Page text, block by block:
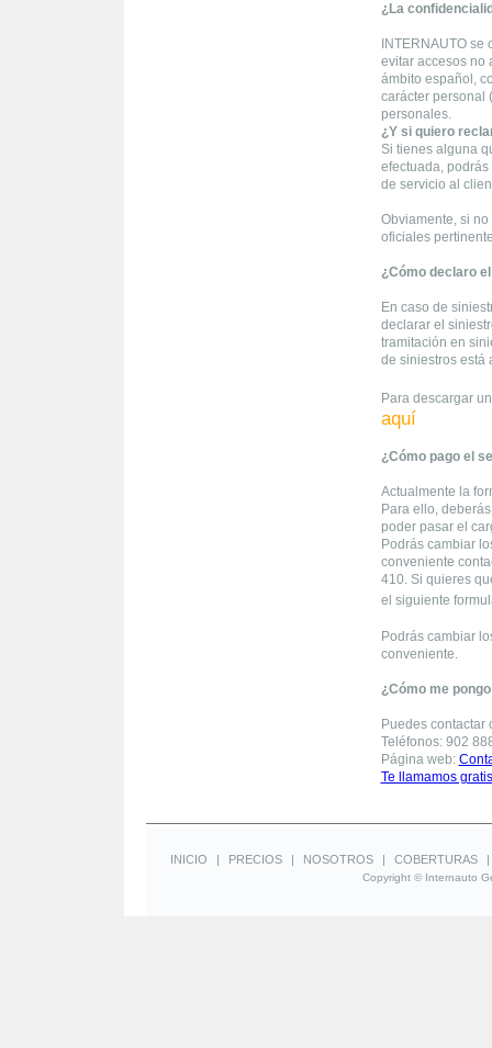
¿La
INTERNAUTO
evitar accesos no
ámbito español,
carácter personal
personales.
¿Y si quiero
Si tienes alguna
efectuada,
de servicio al
Obviamente, si
oficiales
¿Cómo declaro
En caso de
declarar el
tramitación en
de siniestros está
Para descargar
aquí
¿Cómo pago el
Actualmente la
Para ello,
poder pasar el
Podrás cambiar
conveniente
410. Si quieres
el siguiente
Podrás cambiar
conveniente.
¿Cómo me
Puedes contactar
Teléfonos: 902
Página web:
Te llamamos gratis
INICIO | PRECIOS | NOSOTROS | COBERTURAS |
Copyright © Internauto